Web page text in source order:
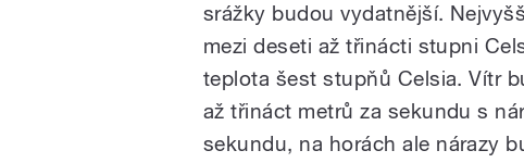
srážky budou vydatnější.
mezi deseti až třinácti stupni
teplota šest stupňů Celsia. Vítr
až třináct metrů za sekundu s
sekundu, na horách ale nárazy